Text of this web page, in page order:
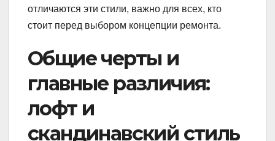
отличаются эти стили, важно для всех, кто
стоит перед выбором концепции ремонта.
Общие черты и
главные различия:
лофт и
скандинавский стиль